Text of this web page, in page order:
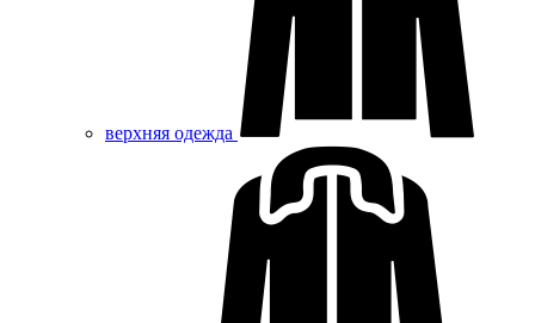
верхняя одежда